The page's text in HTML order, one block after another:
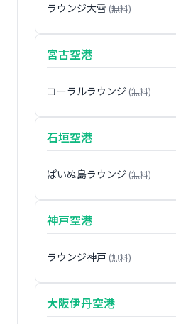
ラウンジ大雪 (無料)
宮古空港
コーラルラウンジ (無料)
石垣空港
ぱいぬ島ラウンジ (無料)
神戸空港
ラウンジ神戸 (無料)
大阪伊丹空港